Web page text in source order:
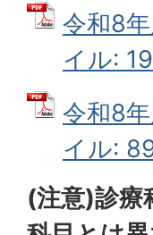
令和8
イル:
令和8
イル:
(注意)診療